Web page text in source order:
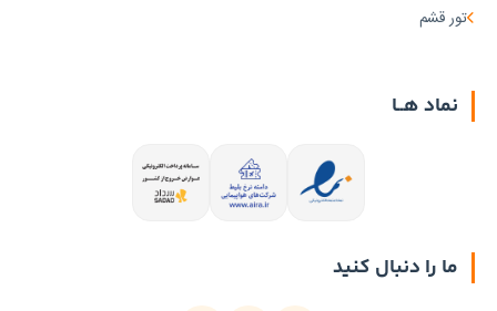
تور قشم
نماد هــا
ما را دنبال کنید